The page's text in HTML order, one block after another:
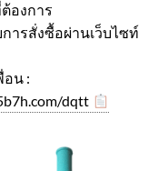
องการ
ารสั่งซื้อผ่านเว็บไซท์
อน :
dqtt